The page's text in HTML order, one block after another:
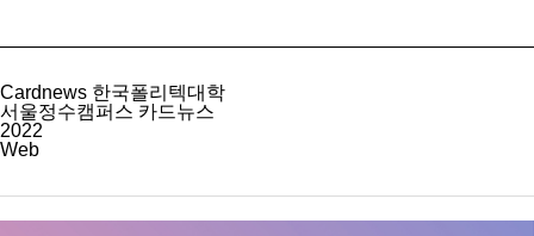
Cardnews 한국폴리텍대학
서울정수캠퍼스 카드뉴스
2022
Web